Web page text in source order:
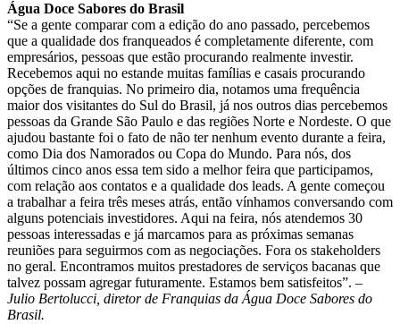
Água Doce Sabores do Brasil
“Se a gente comparar com a edição do ano passado, percebemos
que a qualidade dos franqueados é completamente diferente, com
empresários, pessoas que estão procurando realmente investir.
Recebemos aqui no estande muitas famílias e casais procurando
opções de franquias. No primeiro dia, notamos uma frequência
maior dos visitantes do Sul do Brasil, já nos outros dias percebemos
pessoas da Grande São Paulo e das regiões Norte e Nordeste. O que
ajudou bastante foi o fato de não ter nenhum evento durante a feira,
como Dia dos Namorados ou Copa do Mundo. Para nós, dos
últimos cinco anos essa tem sido a melhor feira que participamos,
com relação aos contatos e a qualidade dos leads. A gente começou
a trabalhar a feira três meses atrás, então vínhamos conversando com
alguns potenciais investidores. Aqui na feira, nós atendemos 30
pessoas interessadas e já marcamos para as próximas semanas
reuniões para seguirmos com as negociações. Fora os stakeholders
no geral. Encontramos muitos prestadores de serviços bacanas que
talvez possam agregar futuramente. Estamos bem satisfeitos”. –
Julio Bertolucci, diretor de Franquias da Água Doce Sabores do
Brasil.